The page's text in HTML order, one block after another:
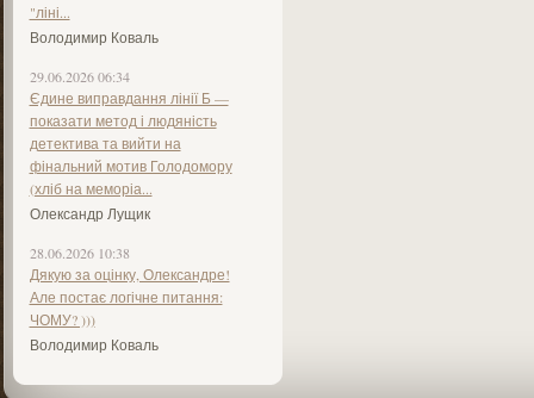
"ліні...
Володимир Коваль
29.06.2026 06:34
Єдине виправдання лінії Б —
показати метод і людяність
детектива та вийти на
фінальний мотив Голодомору
(хліб на меморіа...
Олександр Лущик
28.06.2026 10:38
Дякую за оцінку, Олександре!
Але постає логічне питання:
ЧОМУ? )))
Володимир Коваль